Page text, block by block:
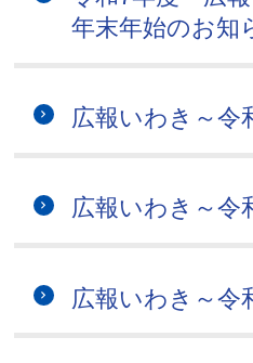
年末年始のお知
広報いわき～令
広報いわき～令
広報いわき～令